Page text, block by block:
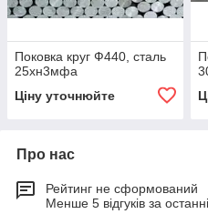
Поковка круг Ф440, сталь
25хн3мфа
Ціну уточнюйте
Про нас
Рейтинг не сформований
Менше 5 відгуків за